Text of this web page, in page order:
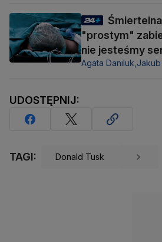
"prostym"
nie jesteśmy
Agata Daniluk,
UDOSTĘPNIJ:
TAGI: Donald Tusk